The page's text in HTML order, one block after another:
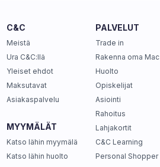
C&C
Meistä
Ura C&C:llä
Yleiset ehdot
Maksutavat
Asiakaspalvelu
MYYMÄLÄT
Katso lähin myymälä
Katso lähin huolto
PALVELUT
Trade in
Rakenna oma Mac
Huolto
Opiskelijat
Asiointi
Rahoitus
Lahjakortit
C&C Learning
Personal Shopper